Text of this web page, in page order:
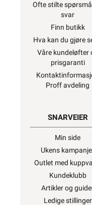
Ofte stilte
svar
Finn butikk
Hva kan du gjøre
Våre kundeløfter
prisgaranti
Proff avdeling
SNARVEIER
Min side
Ukens
Outlet med
Kundeklubb
Artikler og
Ledige stillinger